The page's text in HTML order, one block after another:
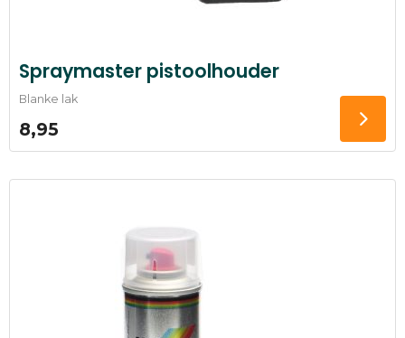
Spraymaster pistoolhouder
Blanke lak
8,95